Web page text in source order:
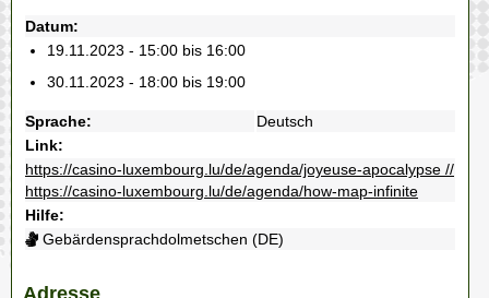
Datum:
19.11.2023 - 15:00 bis 16:00
30.11.2023 - 18:00 bis 19:00
Sprache:
Deutsch
Link:
https://casino-luxembourg.lu/de/agenda/joyeuse-apocalypse //
https://casino-luxembourg.lu/de/agenda/how-map-infinite
Hilfe:
Gebärdensprachdolmetschen (DE)
Adresse